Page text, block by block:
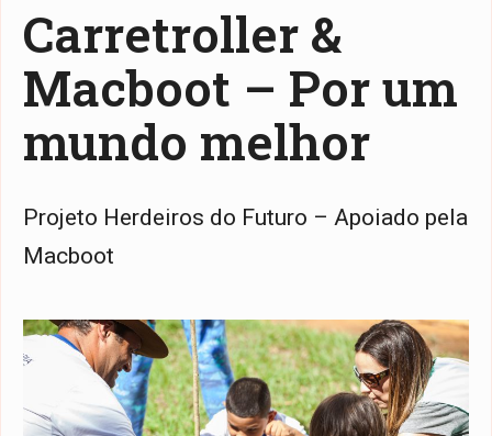
Carretroller &
Macboot – Por um
mundo melhor
Projeto Herdeiros do Futuro – Apoiado pela
Macboot